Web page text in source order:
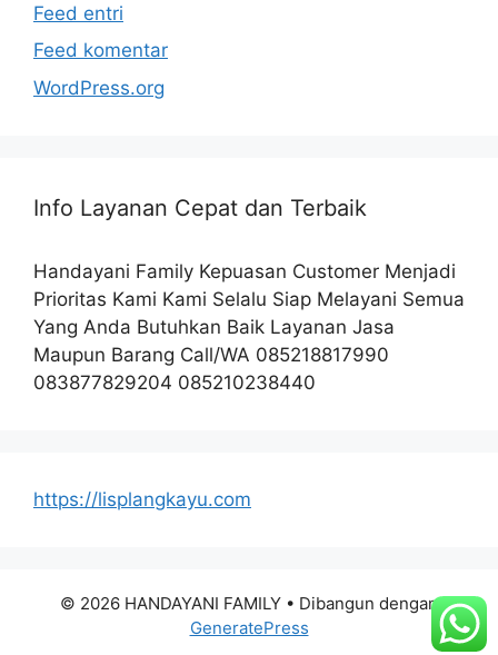
Feed entri
Feed komentar
WordPress.org
Info Layanan Cepat dan Terbaik
Handayani Family Kepuasan Customer Menjadi
Prioritas Kami Kami Selalu Siap Melayani Semua
Yang Anda Butuhkan Baik Layanan Jasa
Maupun Barang Call/WA 085218817990
083877829204 085210238440
https://lisplangkayu.com
© 2026 HANDAYANI FAMILY • Dibangun dengan
GeneratePress